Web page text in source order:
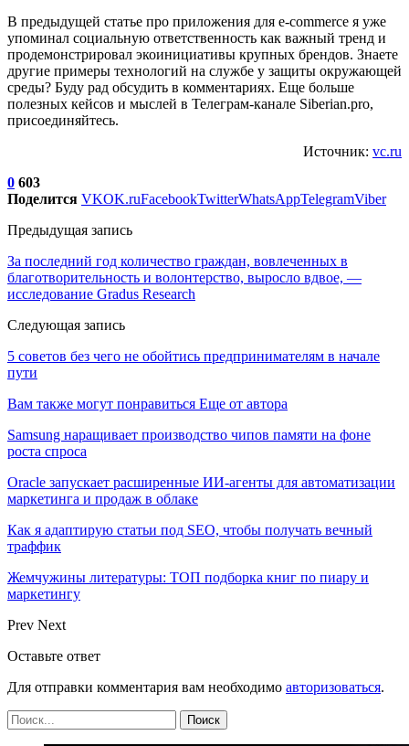
В предыдущей статье про приложения для e-commerce я уже
упоминал социальную ответственность как важный тренд и
продемонстрировал экоинициативы крупных брендов. Знаете
другие примеры технологий на службе у защиты окружающей
среды? Буду рад обсудить в комментариях. Еще больше
полезных кейсов и мыслей в Телеграм-канале Siberian.pro,
присоединяйтесь.
Источник: vc.ru
0 603
Поделится VKOK.ruFacebookTwitterWhatsAppTelegramViber
Предыдущая запись
За последний год количество граждан, вовлеченных в
благотворительность и волонтерство, выросло вдвое, —
исследование Gradus Research
Следующая запись
5 советов без чего не обойтись предпринимателям в начале
пути
Вам также могут понравиться Еще от автора
Samsung наращивает производство чипов памяти на фоне
роста спроса
Oracle запускает расширенные ИИ‑агенты для автоматизации
маркетинга и продаж в облаке
Как я адаптирую статьи под SEO, чтобы получать вечный
траффик
Жемчужины литературы: ТОП подборка книг по пиару и
маркетингу
Prev Next
Оставьте ответ
Для отправки комментария вам необходимо авторизоваться.